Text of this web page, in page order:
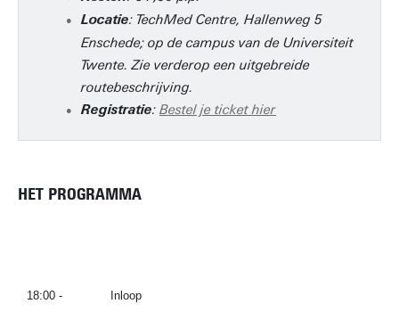
Locatie: TechMed Centre, Hallenweg 5
Enschede; op de campus van de Universiteit
Twente. Zie verderop een uitgebreide
routebeschrijving.
Registratie: Bestel je ticket hier
HET PROGRAMMA
18:00 -
Inloop